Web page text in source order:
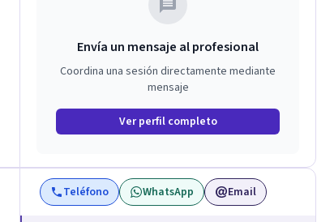
Envía un mensaje al profesional
Coordina una sesión directamente mediante
mensaje
Ver perfil completo
Teléfono WhatsApp Email